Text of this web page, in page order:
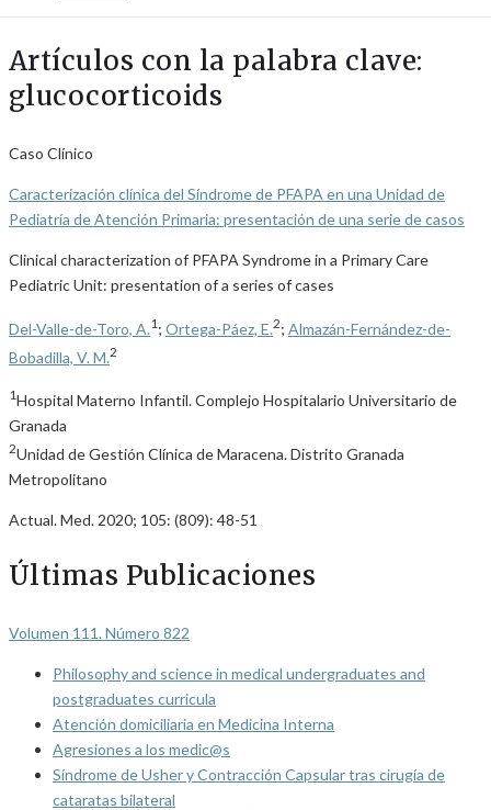
Artículos con la palabra clave:
glucocorticoids
Caso Clínico
Caracterización clínica del Síndrome de PFAPA en una Unidad de
Pediatría de Atención Primaria: presentación de una serie de casos
Clinical characterization of PFAPA Syndrome in a Primary Care
Pediatric Unit: presentation of a series of cases
Del-Valle-de-Toro, A.1 ; Ortega-Páez, E.2; Almazán-Fernández-de-
Bobadilla, V. M. 2
1Hospital Materno Infantil. Complejo Hospitalario Universitario de
Granada
2Unidad de Gestión Clínica de Maracena. Distrito Granada
Metropolitano
Actual. Med. 2020; 105: (809): 48-51
Últimas Publicaciones
Volumen 111. Número 822
Philosophy and science in medical undergraduates and
postgraduates curricula
Atención domiciliaria en Medicina Interna
Agresiones a los medic@s
Síndrome de Usher y Contracción Capsular tras cirugía de
cataratas bilateral